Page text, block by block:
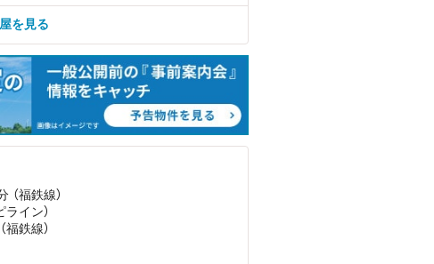
を見る
（福鉄線）
ライン）
福鉄線）